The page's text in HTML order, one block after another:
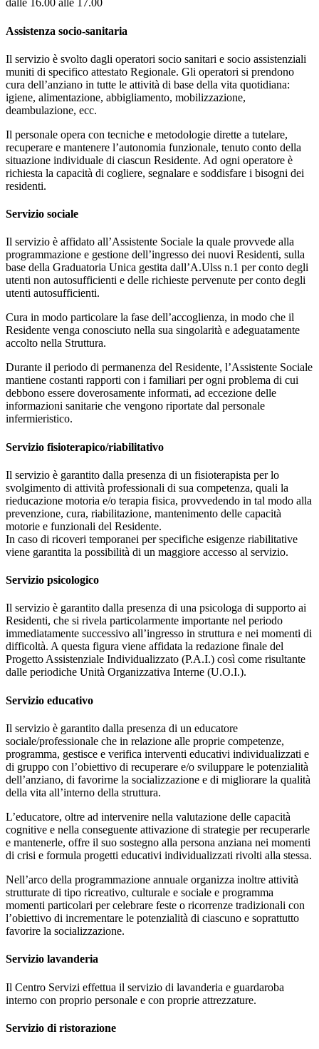
dalle 16.00 alle 17.00
Assistenza socio-sanitaria
Il servizio è svolto dagli operatori socio sanitari e socio assistenziali
muniti di specifico attestato Regionale. Gli operatori si prendono
cura dell’anziano in tutte le attività di base della vita quotidiana:
igiene, alimentazione, abbigliamento, mobilizzazione,
deambulazione, ecc.
Il personale opera con tecniche e metodologie dirette a tutelare,
recuperare e mantenere l’autonomia funzionale, tenuto conto della
situazione individuale di ciascun Residente. Ad ogni operatore è
richiesta la capacità di cogliere, segnalare e soddisfare i bisogni dei
residenti.
Servizio sociale
Il servizio è affidato all’Assistente Sociale la quale provvede alla
programmazione e gestione dell’ingresso dei nuovi Residenti, sulla
base della Graduatoria Unica gestita dall’A.Ulss n.1 per conto degli
utenti non autosufficienti e delle richieste pervenute per conto degli
utenti autosufficienti.
Cura in modo particolare la fase dell’accoglienza, in modo che il
Residente venga conosciuto nella sua singolarità e adeguatamente
accolto nella Struttura.
Durante il periodo di permanenza del Residente, l’Assistente Sociale
mantiene costanti rapporti con i familiari per ogni problema di cui
debbono essere doverosamente informati, ad eccezione delle
informazioni sanitarie che vengono riportate dal personale
infermieristico.
Servizio fisioterapico/riabilitativo
Il servizio è garantito dalla presenza di un fisioterapista per lo
svolgimento di attività professionali di sua competenza, quali la
rieducazione motoria e/o terapia fisica, provvedendo in tal modo alla
prevenzione, cura, riabilitazione, mantenimento delle capacità
motorie e funzionali del Residente.
In caso di ricoveri temporanei per specifiche esigenze riabilitative
viene garantita la possibilità di un maggiore accesso al servizio.
Servizio psicologico
Il servizio è garantito dalla presenza di una psicologa di supporto ai
Residenti, che si rivela particolarmente importante nel periodo
immediatamente successivo all’ingresso in struttura e nei momenti di
difficoltà. A questa figura viene affidata la redazione finale del
Progetto Assistenziale Individualizzato (P.A.I.) così come risultante
dalle periodiche Unità Organizzativa Interne (U.O.I.).
Servizio educativo
Il servizio è garantito dalla presenza di un educatore
sociale/professionale che in relazione alle proprie competenze,
programma, gestisce e verifica interventi educativi individualizzati e
di gruppo con l’obiettivo di recuperare e/o sviluppare le potenzialità
dell’anziano, di favorirne la socializzazione e di migliorare la qualità
della vita all’interno della struttura.
L’educatore, oltre ad intervenire nella valutazione delle capacità
cognitive e nella conseguente attivazione di strategie per recuperarle
e mantenerle, offre il suo sostegno alla persona anziana nei momenti
di crisi e formula progetti educativi individualizzati rivolti alla stessa.
Nell’arco della programmazione annuale organizza inoltre attività
strutturate di tipo ricreativo, culturale e sociale e programma
momenti particolari per celebrare feste o ricorrenze tradizionali con
l’obiettivo di incrementare le potenzialità di ciascuno e soprattutto
favorire la socializzazione.
Servizio lavanderia
Il Centro Servizi effettua il servizio di lavanderia e guardaroba
interno con proprio personale e con proprie attrezzature.
Servizio di ristorazione